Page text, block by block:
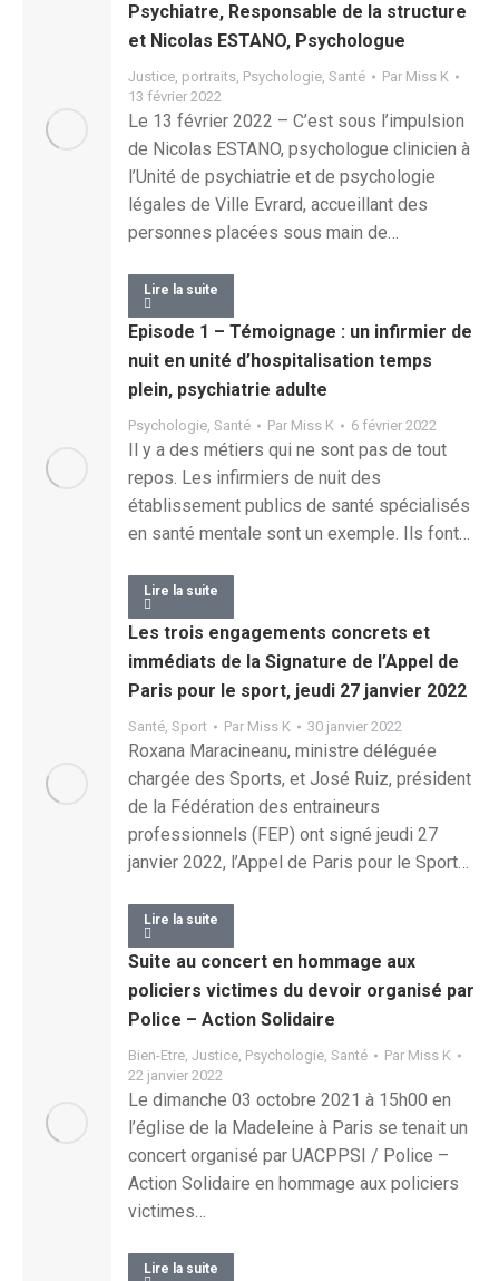
Psychiatre, Responsable de la structure
et Nicolas ESTANO, Psychologue
Justice, portraits, Psychologie, Santé Par Miss K
13 février 2022
Le 13 février 2022 – C’est sous l’impulsion
de Nicolas ESTANO, psychologue clinicien à
l’Unité de psychiatrie et de psychologie
légales de Ville Evrard, accueillant des
personnes placées sous main de…
Lire la suite
Episode 1 – Témoignage : un infirmier de
nuit en unité d’hospitalisation temps
plein, psychiatrie adulte
Psychologie, Santé Par Miss K 6 février 2022
Il y a des métiers qui ne sont pas de tout
repos. Les infirmiers de nuit des
établissement publics de santé spécialisés
en santé mentale sont un exemple. Ils font…
Lire la suite
Les trois engagements concrets et
immédiats de la Signature de l’Appel de
Paris pour le sport, jeudi 27 janvier 2022
Santé, Sport Par Miss K 30 janvier 2022
Roxana Maracineanu, ministre déléguée
chargée des Sports, et José Ruiz, président
de la Fédération des entraineurs
professionnels (FEP) ont signé jeudi 27
janvier 2022, l’Appel de Paris pour le Sport…
Lire la suite
Suite au concert en hommage aux
policiers victimes du devoir organisé par
Police – Action Solidaire
Bien-Etre, Justice, Psychologie, Santé Par Miss K
22 janvier 2022
Le dimanche 03 octobre 2021 à 15h00 en
l’église de la Madeleine à Paris se tenait un
concert organisé par UACPPSI / Police –
Action Solidaire en hommage aux policiers
victimes…
Lire la suite